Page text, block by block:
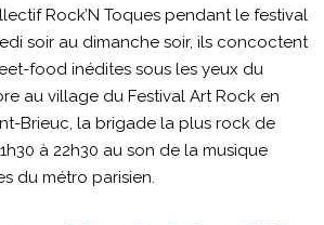
Rock’N Toques pendant le festival
soir au dimanche soir, ils concoctent
food inédites sous les yeux du
au village du Festival Art Rock en
Brieuc, la brigade la plus rock de
à 22h30 au son de la musique
du métro parisien.